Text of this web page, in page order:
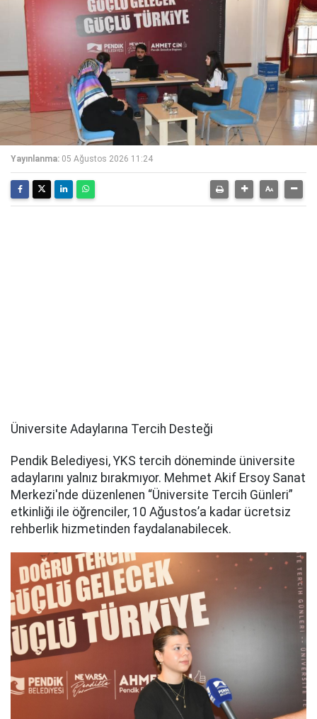
Yayınlanma: 05 Ağustos 2026 11:24
Üniversite Adaylarına Tercih Desteği
Pendik Belediyesi, YKS tercih döneminde üniversite
adaylarını yalnız bırakmıyor. Mehmet Akif Ersoy Sanat
Merkezi'nde düzenlenen “Üniversite Tercih Günleri”
etkinliği ile öğrenciler, 10 Ağustos’a kadar ücretsiz
rehberlik hizmetinden faydalanabilecek.